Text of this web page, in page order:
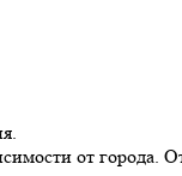
от города.